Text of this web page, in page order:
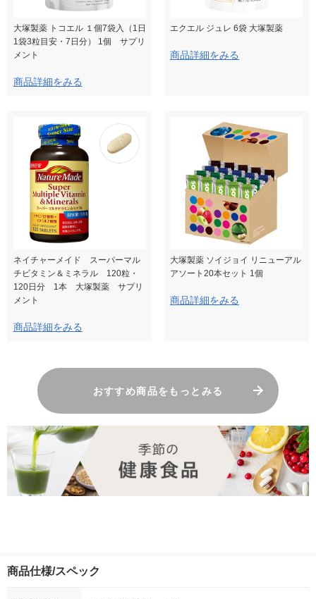
大塚製薬 トコエル １個7袋入（1日
1袋3粒目安・7日分） 1個 サプリ
メント
商品詳細をみる
エクエル ジュレ 6袋 大塚製薬
商品詳細をみる
ネイチャーメイド スーパーマル
チビタミン＆ミネラル 120粒・
120日分 1本 大塚製薬 サプリ
メント
商品詳細をみる
大塚製薬 ソイジョイ リニューアル
アソート20本セット 1個
商品詳細をみる
おすすめ商品をもっとみる
商品仕様/スペック